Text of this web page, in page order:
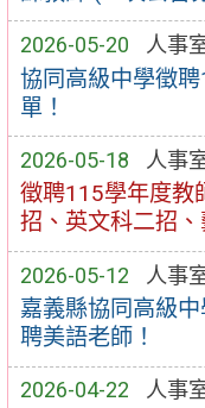
2026-05-20 人事
協同高級中學徵
單！
2026-05-18 人事
徵聘115學年度教
招、英文科二招
2026-05-12 人事
嘉義縣協同高級
聘美語老師！
2026-04-22 人事